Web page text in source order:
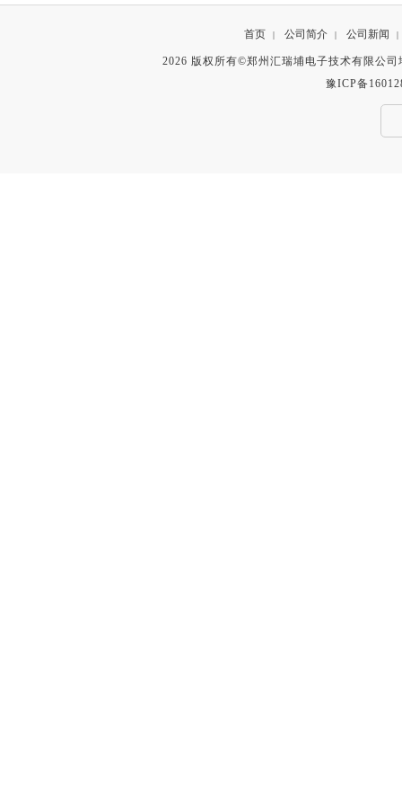
首页 | 公司简介 | 公司新闻 |
2026 版权所有©郑州汇瑞埔电子技术有限公
豫ICP备